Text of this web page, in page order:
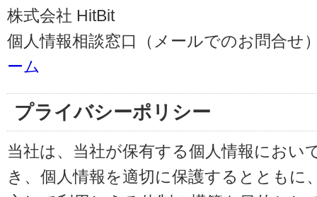
株式会社 HitBit
個人情報相談窓口（メールでのお問合せ
ーム
プライバシーポリシー
当社は、当社が保有する個人情報におい
き、個人情報を適切に保護するとともに